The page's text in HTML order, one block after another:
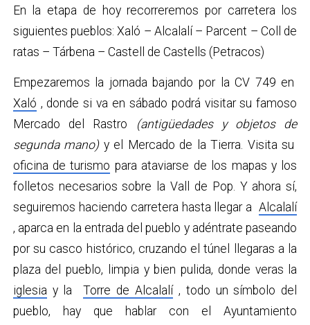
En la etapa de hoy recorreremos por carretera los
siguientes pueblos: Xaló – Alcalalí – Parcent – ​​Coll de
ratas – Tárbena – Castell de Castells (Petracos)
Empezaremos la jornada bajando por la CV 749 en
Xaló , donde si va en sábado podrá visitar su famoso
Mercado del Rastro
(antigüedades y objetos de
segunda mano) y el Mercado de la Tierra. Visita su
oficina de turismo para ataviarse de los mapas y los
folletos necesarios sobre la Vall de Pop. Y ahora sí,
seguiremos haciendo carretera hasta llegar aAlcalalí
, aparca en la entrada del pueblo y adéntrate paseando
por su casco histórico, cruzando el túnel llegaras a la
plaza del pueblo, limpia y bien pulida, donde veras la
iglesia y laTorre de Alcalalí, todo un símbolo del
pueblo, hay que hablar con el Ayuntamiento